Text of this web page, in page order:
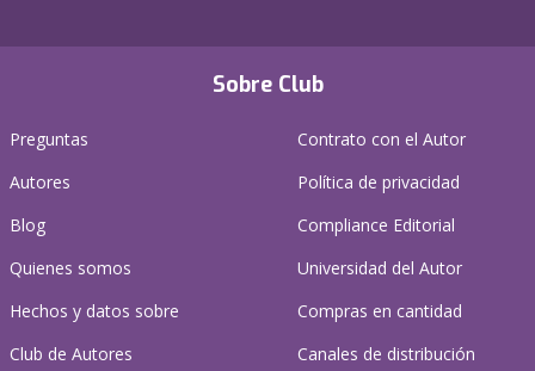
Sobre Club
Preguntas
Autores
Blog
Quienes somos
Hechos y datos sobre
Club de Autores
Contrato con el Autor
Política de privacidad
Compliance Editorial
Universidad del Autor
Compras en cantidad
Canales de distribución